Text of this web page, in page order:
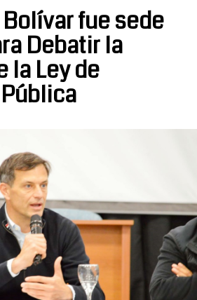
fue sede
Debatir la
la Ley de